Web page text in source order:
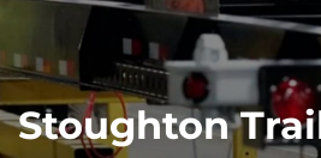
Stoughton